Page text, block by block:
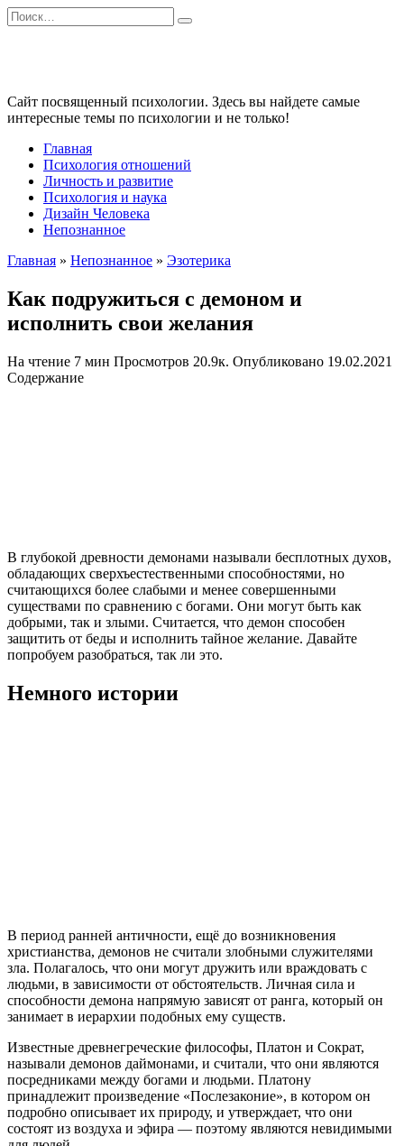
Перейти
к
Search
for:
Сайт посвященный психологии. Здесь вы найдете самые
интересные темы по психологии и не только!
Главная
Психология отношений
Личность и развитие
Психология и наука
Дизайн Человека
Непознанное
Главная » Непознанное » Эзотерика
Как подружиться с демоном и
исполнить свои желания
На чтение 7 мин Просмотров 20.9к. Опубликовано 19.02.2021
Содержание
В глубокой древности демонами называли бесплотных духов,
обладающих сверхъестественными способностями, но
считающихся более слабыми и менее совершенными
существами по сравнению с богами. Они могут быть как
добрыми, так и злыми. Считается, что демон способен
защитить от беды и исполнить тайное желание. Давайте
попробуем разобраться, так ли это.
Немного истории
В период ранней античности, ещё до возникновения
христианства, демонов не считали злобными служителями
зла. Полагалось, что они могут дружить или враждовать с
людьми, в зависимости от обстоятельств. Личная сила и
способности демона напрямую зависят от ранга, который он
занимает в иерархии подобных ему существ.
Известные древнегреческие философы, Платон и Сократ,
называли демонов даймонами, и считали, что они являются
посредниками между богами и людьми. Платону
принадлежит произведение «Послезаконие», в котором он
подробно описывает их природу, и утверждает, что они
состоят из воздуха и эфира — поэтому являются невидимыми